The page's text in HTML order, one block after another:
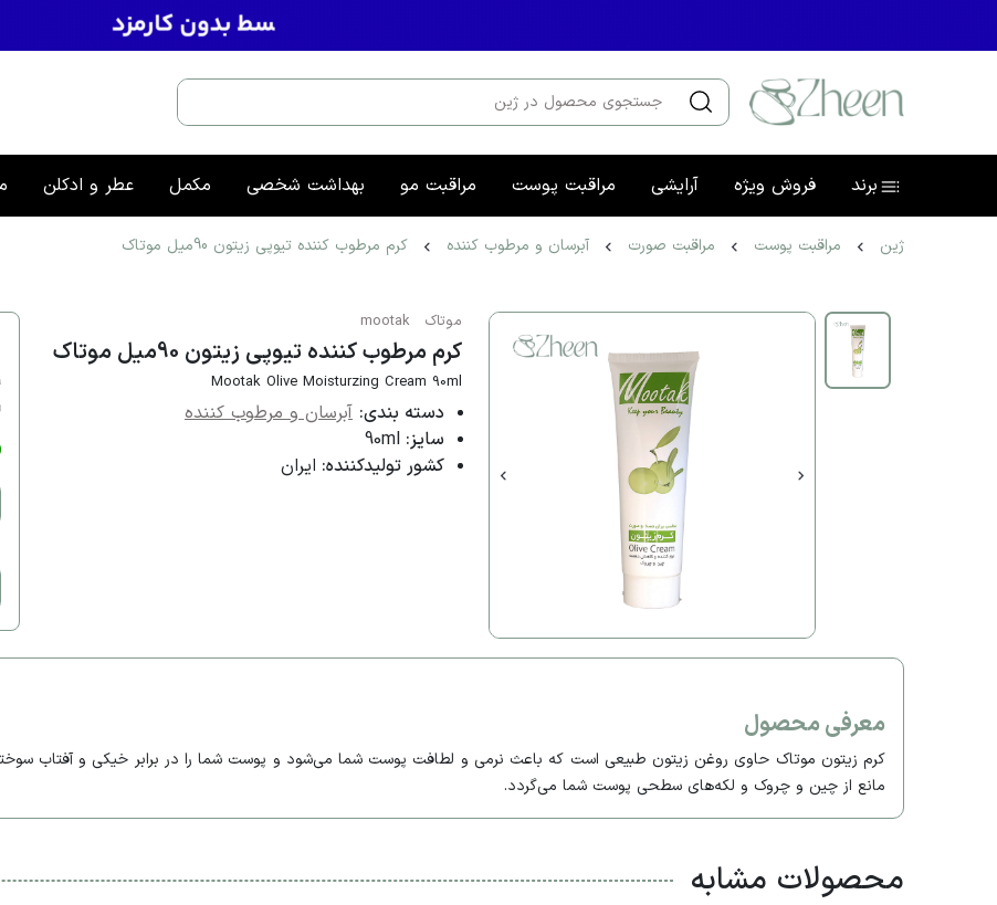
برند فروش ویژه آرایشی مراقبت پوست مراقبت مو بهداشت شخصی مکمل عطر و ادکلن
ژین مراقبت پوست مراقبت صورت آبرسان و مرطوب کننده کرم مرطوب کننده تیوپی زیتون 90میل موتاک
موتاک mootak
کرم مرطوب کننده تیوپی زیتون 90میل موتاک
Mootak Olive Moisturzing Cream 90ml
دسته بندی: آبرسان و مرطوب کننده
سایز: 90ml
کشور تولیدکننده: ایران
معرفی محصول
کرم زیتون موتاک حاوی روغن زیتون طبیعی است که باعث نرمی و لطافت پوست شما می‌شود و پوست شما را در برابر خیکی و آفتاب
مانع از چین و چروک و لکه‌های سطحی پوست شما می‌گردد.
محصولات مشابه